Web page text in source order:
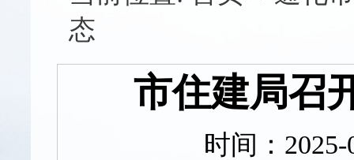
态
市住建局召
时间：